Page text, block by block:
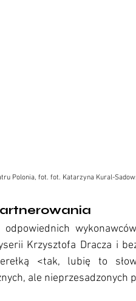
Polonia, fot. fot. Katarzyna Kural-
Krzysztofa Dracza i
<tak, lubię to
ale nieprzesadzonych